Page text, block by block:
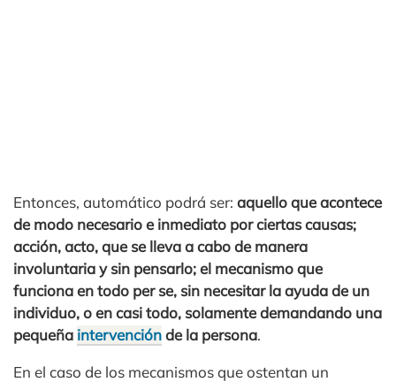
Entonces, automático podrá ser: aquello que acontece
de modo necesario e inmediato por ciertas causas;
acción, acto, que se lleva a cabo de manera
involuntaria y sin pensarlo; el mecanismo que
funciona en todo per se, sin necesitar la ayuda de un
individuo, o en casi todo, solamente demandando una
pequeña intervenciónde la persona.
En el caso de los mecanismos que ostentan un